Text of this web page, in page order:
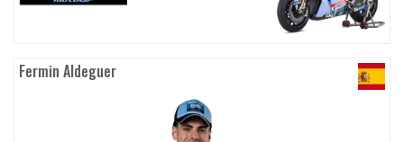
Fermin Aldeguer